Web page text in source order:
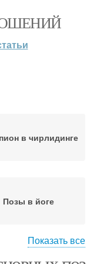
в чирлидинге
Позы в йоге
Показать все